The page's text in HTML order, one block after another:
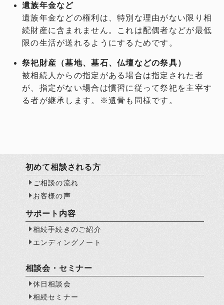
遺族年金など
遺族年金などの権利は、特別な理由がない限り相
続財産に含まれません。これは配偶者などが最低
限の生活が送れるようにするためです。
祭祀財産（墓地、墓石、仏壇などの祭具）
被相続人からの指定がある場合は指定された者
が、指定がない場合は慣習に従って祭祀を主宰す
る者が継承します。※遺骨も同様です。
初めて相談される方
ご相談の流れ
お客様の声
サポート内容
相続手続きのご紹介
エンディングノート
相談会・セミナー
休日相談会
相続セミナー